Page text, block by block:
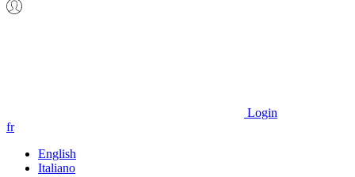
Login
fr
English
Italiano